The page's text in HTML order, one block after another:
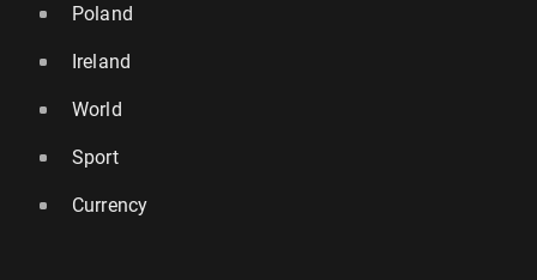
Poland
Ireland
World
Sport
Currency